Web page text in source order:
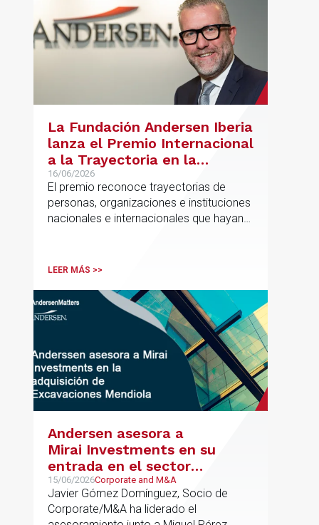
La Fundación Andersen Iberia
lanza el Premio Internacional
a la Trayectoria en la
Promoción de la Educación
16/06/2026
El premio reconoce trayectorias de
personas, organizaciones e instituciones
nacionales e internacionales que hayan
innovación o la equidad educativa
LEER MÁS >>
Andersen asesora a
Mirai Investments en su
entrada en el sector
medioambiental con la
adquisición de la
vasca Excavaciones
15/06/2026Corporate and M&A
Javier Gómez Domínguez, Socio de
Corporate/M&A ha liderado el